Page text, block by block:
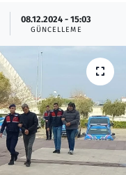
08.12.2024 - 15:03
GÜNCELLEME